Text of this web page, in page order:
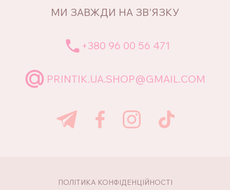
МИ ЗАВЖДИ НА ЗВ'ЯЗКУ
+380 96 00 56 471
PRINTIK.UA.SHOP@GMAIL.COM
ПОЛІТИКА КОНФІДЕНЦІЙНОСТІ